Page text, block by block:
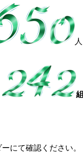
人
組
にて確認ください。